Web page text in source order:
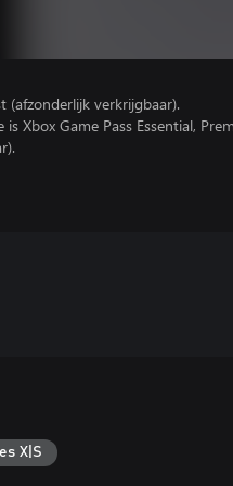
(afzonderlijk verkrijgbaar).
Xbox Game Pass Essential,
X|S